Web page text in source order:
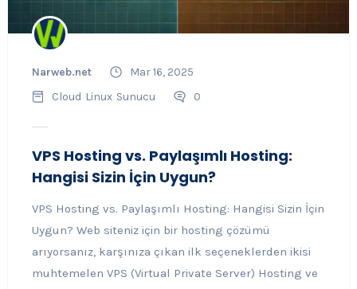
Narweb.net
Mar 16, 2025
Cloud Linux Sunucu 0
VPS Hosting vs. Paylaşımlı Hosting:
Hangisi Sizin İçin Uygun?
VPS Hosting vs. Paylaşımlı Hosting: Hangisi Sizin İçin
Uygun? Web siteniz için bir hosting çözümü
arıyorsanız, karşınıza çıkan ilk seçeneklerden ikisi
muhtemelen VPS (Virtual Private Server) Hosting ve